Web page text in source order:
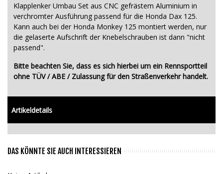
Klapplenker Umbau Set aus CNC gefrästem Aluminium in
verchromter Ausführung passend für die Honda Dax 125.
Kann auch bei der Honda Monkey 125 montiert werden, nur
die gelaserte Aufschrift der Knebelschrauben ist dann "nicht
passend".
Bitte beachten Sie, dass es sich hierbei um ein Rennsportteil
ohne TÜV / ABE / Zulassung für den Straßenverkehr handelt.
Artikeldetails
DAS KÖNNTE SIE AUCH INTERESSIEREN